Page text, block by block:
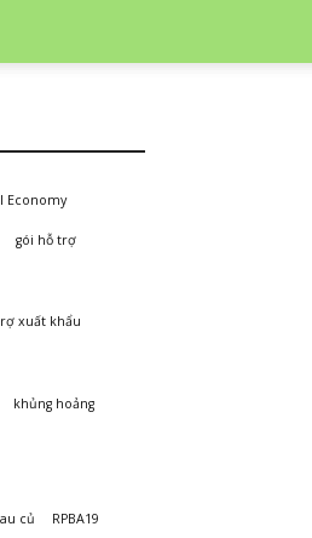
Economy
gói hỗ trợ
xuất khẩu
khủng hoảng
củ RPBA19